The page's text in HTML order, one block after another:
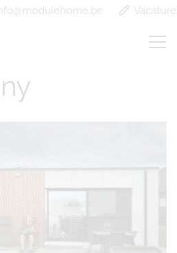
à ossature